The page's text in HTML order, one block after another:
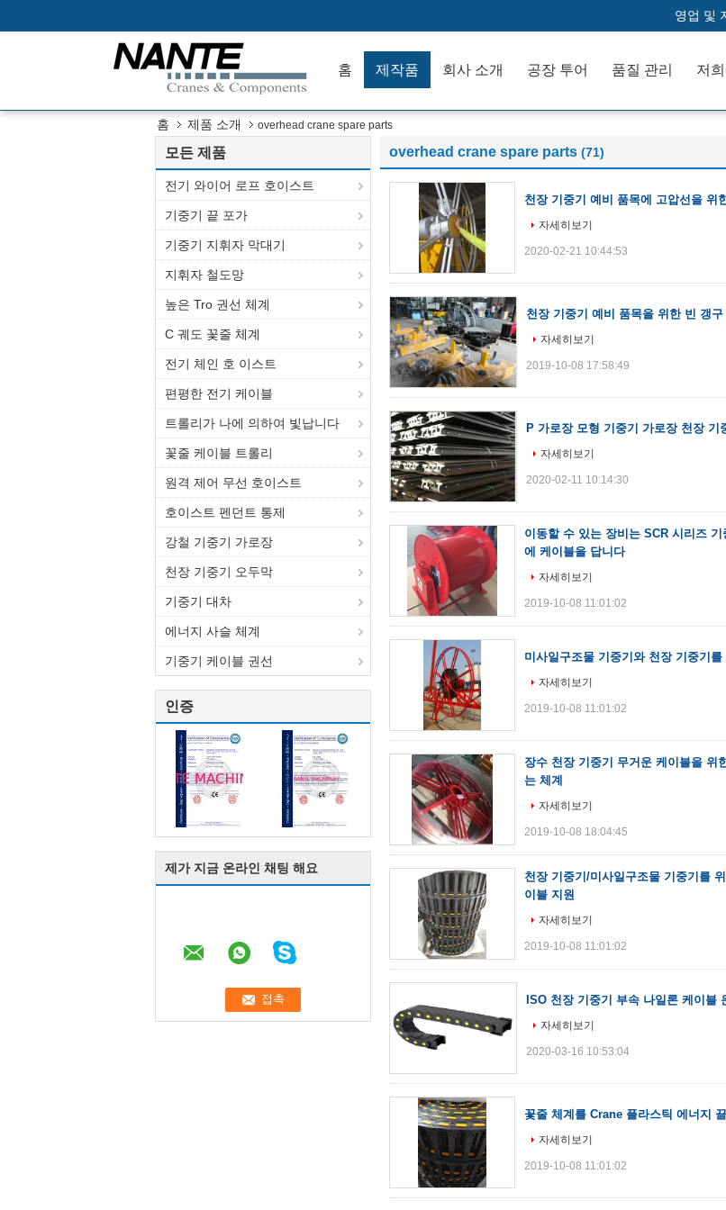
영업 및
홈 제작품 회사 소개 공장 투어 품질 관리 저
홈 제품 소개 overhead crane spare parts
모든 제품
전기 와이어 로프 호이스트
기중기 끝 포가
기중기 지휘자 막대기
지휘자 철도망
높은 Tro 권선 체계
C 궤도 꽃줄 체계
전기 체인 호 이스트
편평한 전기 케이블
트롤리가 나에 의하여 빛납니다
꽃줄 케이블 트롤리
원격 제어 무선 호이스트
호이스트 펜던트 통제
강철 기중기 가로장
천장 기중기 오두막
기중기 대차
에너지 사슬 체계
기중기 케이블 권선
인증
제가 지금 온라인 채팅 해요
overhead crane spare parts (71)
천장 기중기 예비 품목에 고압선을 위
자세히보기
2020-02-21 10:44:53
천장 기중기 예비 품목을 위한 빈 갱
자세히보기
2019-10-08 17:58:49
P 가로장 모형 기중기 가로장 천장
자세히보기
2020-02-11 10:14:30
이동할 수 있는 장비는 SCR 시리즈
에 케이블을 답니다
자세히보기
2019-10-08 11:01:02
미사일구조물 기중기와 천장 기중기
자세히보기
2019-10-08 11:01:02
장수 천장 기중기 무거운 케이블을 위
는 체계
자세히보기
2019-10-08 18:04:45
천장 기중기/미사일구조물 기중기를
이블 지원
자세히보기
2019-10-08 11:01:02
ISO 천장 기중기 부속 나일론 케이블
자세히보기
2020-03-16 10:53:04
꽃줄 체계를 Crane 플라스틱 에너지
자세히보기
2019-10-08 11:01:02